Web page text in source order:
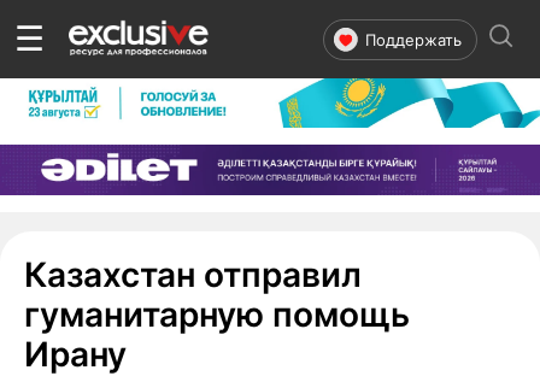
☰ Поддержать
Казахстан отправил
гуманитарную помощь
Ирану